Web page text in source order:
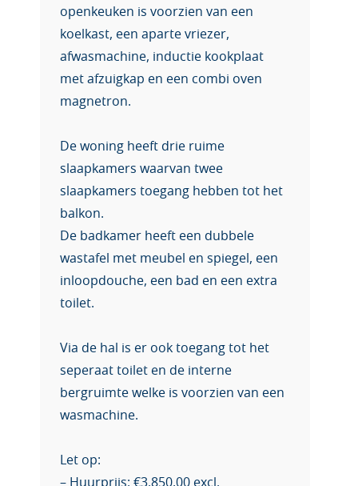
openkeuken is voorzien van een
koelkast, een aparte vriezer,
afwasmachine, inductie kookplaat
met afzuigkap en een combi oven
magnetron.
De woning heeft drie ruime
slaapkamers waarvan twee
slaapkamers toegang hebben tot het
balkon.
De badkamer heeft een dubbele
wastafel met meubel en spiegel, een
inloopdouche, een bad en een extra
toilet.
Via de hal is er ook toegang tot het
seperaat toilet en de interne
bergruimte welke is voorzien van een
wasmachine.
Let op:
– Huurprijs: €3.850,00 excl.